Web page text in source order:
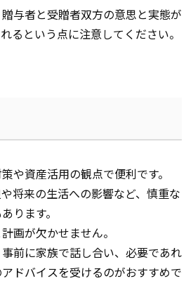
与者と受贈者双方の意思と実態が
るという点に注意してください。
や資産活用の観点で便利です。
将来の生活への影響など、慎重な
ります。
画が欠かせません。
前に家族で話し合い、必要であれ
ドバイスを受けるのがおすすめで